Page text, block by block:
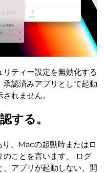
ティー設定を無効化する
認済みアプリとして起動
れません。
する。
、Macの起動時またはロ
ことを言います。 ログ
アプリが起動しない、開